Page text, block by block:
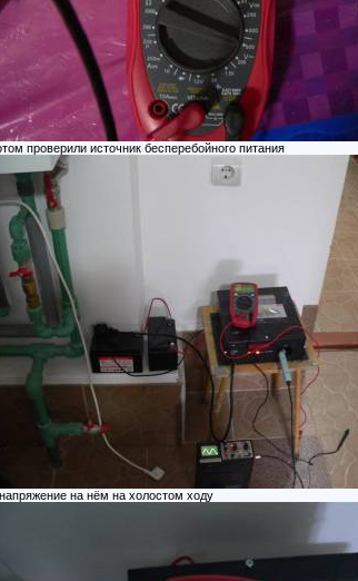
проверили источник бесперебойного питания
на нём на холостом ходу